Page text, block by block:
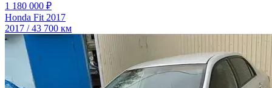
1 180 000 ₽
Honda Fit 2017
2017 / 43 700 км